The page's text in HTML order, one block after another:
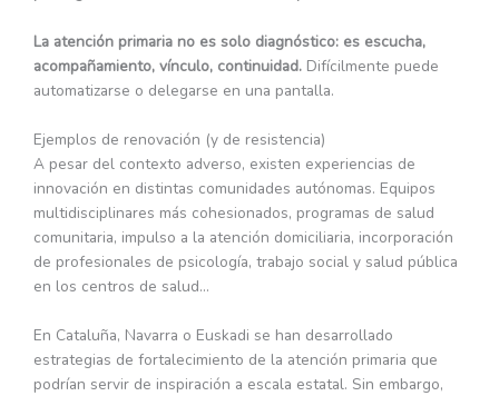
La atención primaria no es solo diagnóstico: es escucha,
acompañamiento, vínculo, continuidad. Difícilmente puede
automatizarse o delegarse en una pantalla.
Ejemplos de renovación (y de resistencia)
A pesar del contexto adverso, existen experiencias de
innovación en distintas comunidades autónomas. Equipos
multidisciplinares más cohesionados, programas de salud
comunitaria, impulso a la atención domiciliaria, incorporación
de profesionales de psicología, trabajo social y salud pública
en los centros de salud…
En Cataluña, Navarra o Euskadi se han desarrollado
estrategias de fortalecimiento de la atención primaria que
podrían servir de inspiración a escala estatal. Sin embargo,